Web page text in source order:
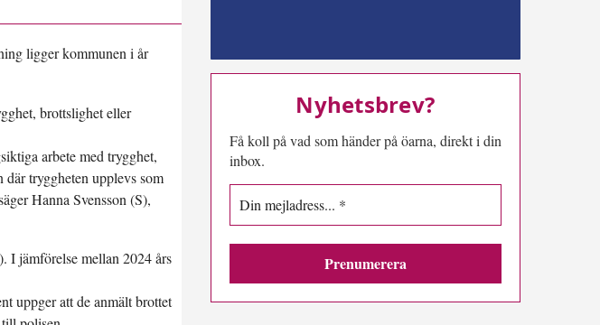
ligger kommunen i år
brottslighet eller
arbete med trygghet,
tryggheten upplevs som
Hanna Svensson (S),
I jämförelse mellan 2024 års
uppger att de anmält brottet
Nyhetsbrev?
Få koll på vad som händer på öarna, direkt i din
inbox.